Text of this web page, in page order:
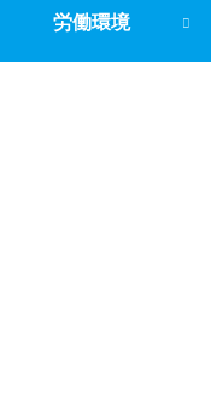
労働環境